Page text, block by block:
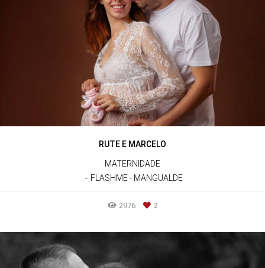
RUTE E MARCELO
MATERNIDADE
FLASHME - MANGUALDE
2976 2